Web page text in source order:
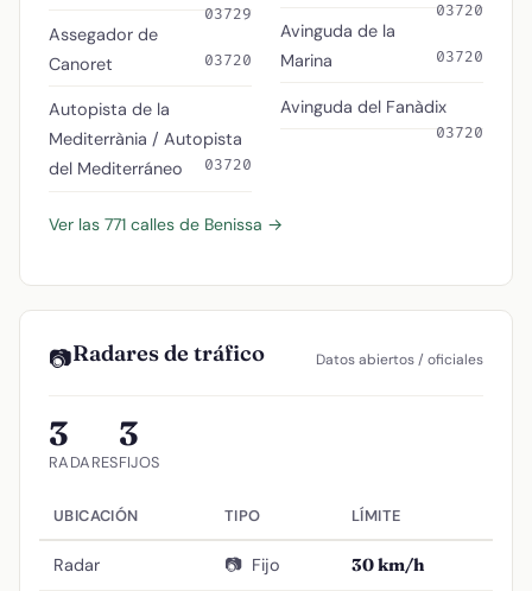
03729
Assegador de
Canoret
03720
Autopista de la
Mediterrània / Autopista
del Mediterráneo
03720
03720
Avinguda de la
Marina
03720
Avinguda del Fanàdix
03720
Ver las 771 calles de Benissa →
📷Radares de tráfico Datos abiertos / oficiales
3
RADARES
3
FIJOS
UBICACIÓN TIPO LÍMITE
Radar 📷 Fijo 30 km/h